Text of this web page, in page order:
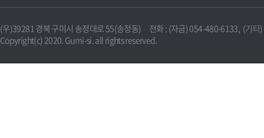
(우)39281 경북 구미시 송정대로 55(송정동) 전화 : (자금) 054-480-6133, (기타
Copyright(c) 2020. Gumi-si. all rights reserved.